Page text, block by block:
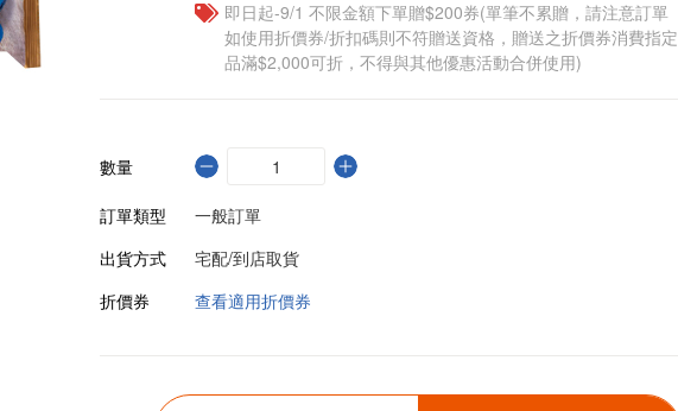
即日起-9/1 不限金額下單贈$200券(單筆不累贈，請注意訂單
如使用折價券/折扣碼則不符贈送資格，贈送之折價券消費指定
品滿$2,000可折，不得與其他優惠活動合併使用)
數量
訂單類型
一般訂單
出貨方式
宅配/到店取貨
折價券
查看適用折價券